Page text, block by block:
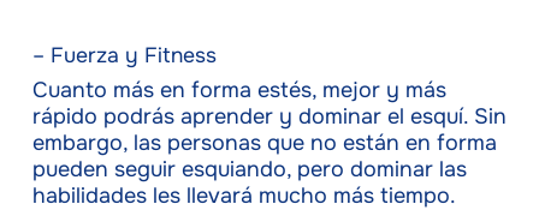
– Fuerza y Fitness
Cuanto más en forma estés, mejor y más
rápido podrás aprender y dominar el esquí. Sin
embargo, las personas que no están en forma
pueden seguir esquiando, pero dominar las
habilidades les llevará mucho más tiempo.